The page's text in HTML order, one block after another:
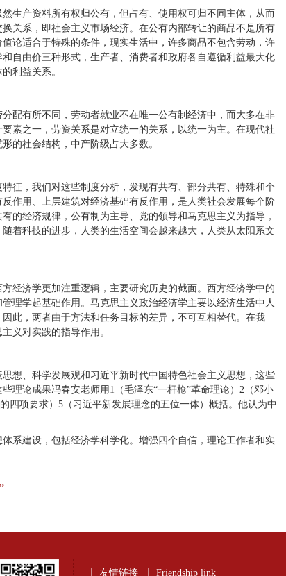
生产资料所有权归公有，但占有、使用权可归不同主体，从而
关系，即社会主义市场经济。在公有内部转让的商品不是所有
论适合于特殊的条件，现实生活中，许多商品不包含劳动，许
自由价三种形式，生产者、消费者和政府各自遵循利益最大化
利益关系。
配有所不同，劳动者就业不在唯一公有制经济中，而大多在非
素之一，劳资关系是对立统一的关系，以统一为主。在现代社
的社会结构，中产阶级占大多数。
征，我们对这些制度分析，发现有共有、部分共有、特殊和个
作用、上层建筑对经济基础有反作用，是人类社会发展每个阶
的经济规律，公有制为主导、党的领导和马克思主义为指导，
着科技的进步，人类的生活空间会越来越大，人类从太阳系文
经济学更加注重逻辑，主要研究历史的截面。西方经济学中的
理学起基础作用。马克思主义政治经济学主要以经济生活中人
此，两者由于方法和任务目标的差异，不可互相替代。在我
义对实践的指导作用。
想、科学发展观和习近平新时代中国特色社会主义思想，这些
理论成果冯春安老师用1（毛泽东“一杆枪”革命理论）2（邓小
四项要求）5（习近平新发展理念的五位一体）概括。他认为中
系建设，包括经济学科学化。增强四个自信，理论工作者和实
友情链接 Friendship link